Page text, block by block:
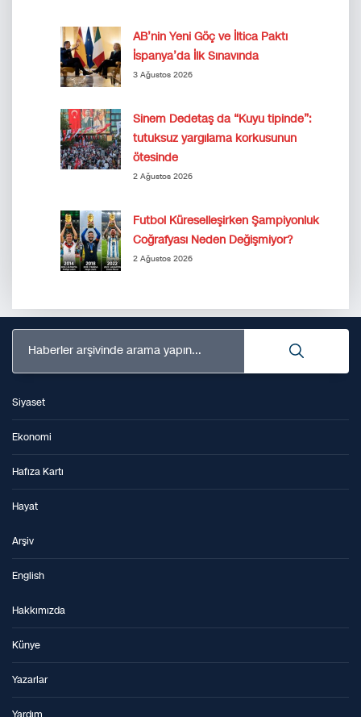
AB’nin Yeni Göç ve İltica Paktı
İspanya’da İlk Sınavında
3 Ağustos 2026
Sinem Dedetaş da “Kuyu tipinde”:
tutuksuz yargılama korkusunun
ötesinde
2 Ağustos 2026
Futbol Küreselleşirken Şampiyonluk
Coğrafyası Neden Değişmiyor?
2 Ağustos 2026
Haberler arşivinde arama yapın...
Siyaset
Ekonomi
Hafıza Kartı
Hayat
Arşiv
English
Hakkımızda
Künye
Yazarlar